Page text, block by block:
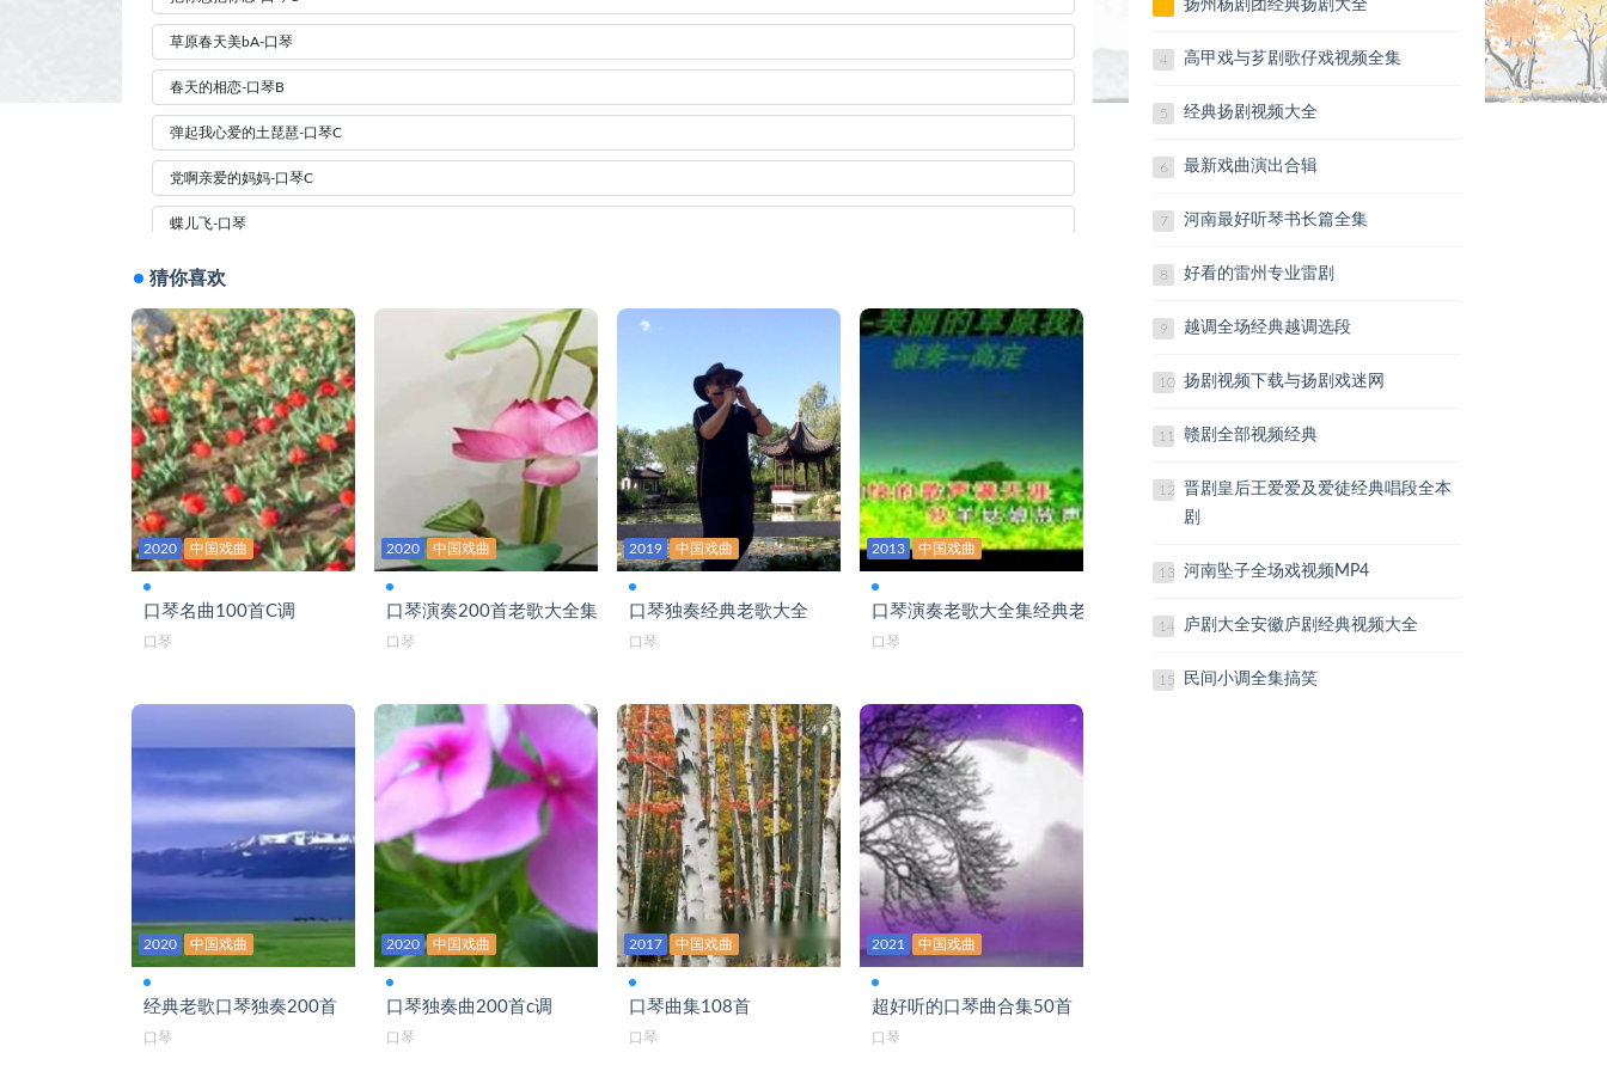
口琴C有一种感觉-口琴C又是一年桃花
夜-口琴葬心-口琴怎么开心怎么活-口
C最美的歌儿唱给妈妈-口琴演奏
戏曲大全网www.quyi8.com
草原春天美bA-口琴
春天的相恋-口琴B
弹起我心爱的土琵琶-口琴C
党啊亲爱的妈妈-口琴C
蝶儿飞-口琴
儿女们心中妈妈最伟大-口琴bB
哥哥不是人-口琴
红枣树-口琴C
欢乐颂-口琴C
婚誓-口琴c
家乡的小河C-口琴
见字如面-口琴B
酒醉的雨滴bA-口琴
妈妈留给我一首歌-口琴B
男人醉女人累-口琴C
你还是从前的你吗-口琴
你莫走-口琴bB
你是我的家-口琴C
猜你喜欢
2020 中国戏曲
口琴名曲100首C调
口琴
2020 中国戏曲
口琴演奏200首老歌大全集
口琴
2019 中国戏曲
口琴独奏经典老歌大全
口琴
2013 中国戏曲
口琴演奏老歌大全集经典老歌口琴版
口琴
2020 中国戏曲
经典老歌口琴独奏200首
口琴
2020 中国戏曲
口琴独奏曲200首c调
口琴
2017 中国戏曲
口琴曲集108首
口琴
2021 中国戏曲
超好听的口琴曲合集50首
口琴
3 扬州杨剧团经典扬剧大全
4 高甲戏与芗剧歌仔戏视频全集
5 经典扬剧视频大全
6 最新戏曲演出合辑
7 河南最好听琴书长篇全集
8 好看的雷州专业雷剧
9 越调全场经典越调选段
10 扬剧视频下载与扬剧戏迷网
11 赣剧全部视频经典
12
晋剧皇后王爱爱及爱徒经典唱段全本
剧
13 河南坠子全场戏视频MP4
14 庐剧大全安徽庐剧经典视频大全
15 民间小调全集搞笑